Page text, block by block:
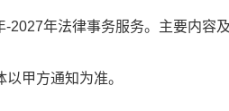
-2027年法律事务服务。主要内容
甲方通知为准。